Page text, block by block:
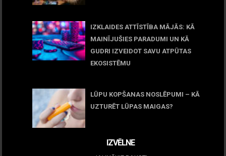
IZKLAIDES ATTĪSTĪBA MĀJĀS: KĀ
MAINĪJUŠIES PARADUMI UN KĀ
GUDRI IZVEIDOT SAVU ATPŪTAS
EKOSISTĒMU
LŪPU KOPŠANAS NOSLĒPUMI – KĀ
UZTURĒT LŪPAS MAIGAS?
IZVĒLNE